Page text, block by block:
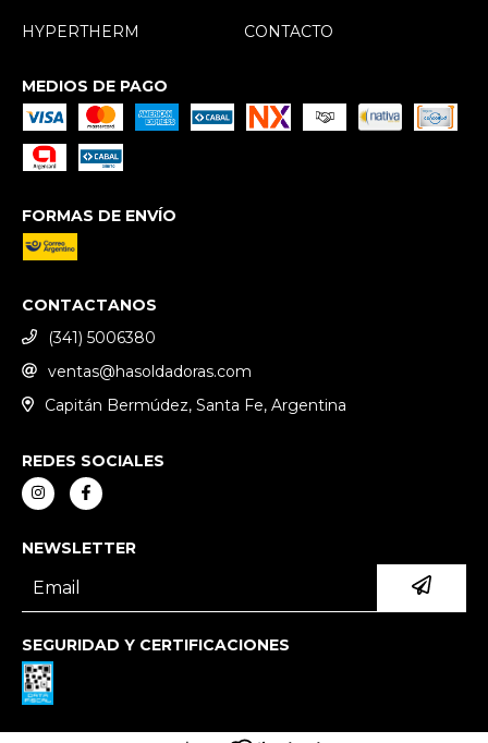
HYPERTHERM CONTACTO
MEDIOS DE PAGO
FORMAS DE ENVÍO
CONTACTANOS
(341) 5006380
ventas@hasoldadoras.com
Capitán Bermúdez, Santa Fe, Argentina
REDES SOCIALES
NEWSLETTER
SEGURIDAD Y CERTIFICACIONES